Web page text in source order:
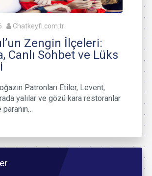
Chatkeyfi.com.tr
Zengin İlçeleri:
Canlı Sohbet ve Lüks
Patronları Etiler, Levent,
yalılar ve gözü kara restoranlar
paranın…